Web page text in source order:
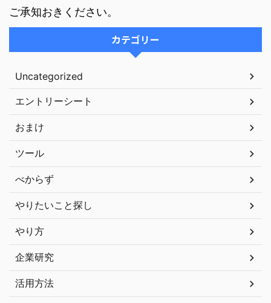
ご承知おきください。
カテゴリー
Uncategorized
エントリーシート
おまけ
ツール
べからず
やりたいこと探し
やり方
企業研究
活用方法